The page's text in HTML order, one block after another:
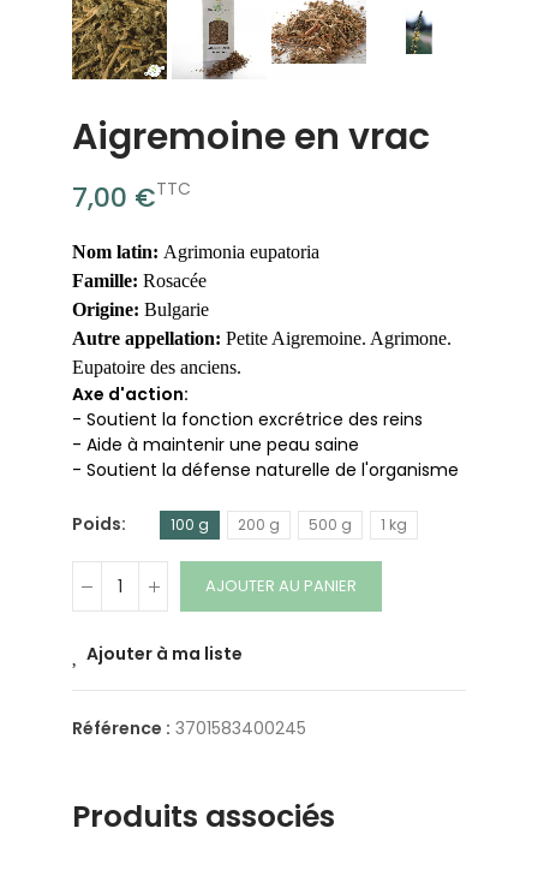
Aigremoine en vrac
7,00 €TTC
Nom latin: Agrimonia eupatoria
Famille: Rosacée
Origine: Bulgarie
Autre appellation: Petite Aigremoine. Agrimone.
Eupatoire des anciens.
Axe d'action:
- Soutient la fonction excrétrice des reins
- Aide à maintenir une peau saine
- Soutient la défense naturelle de l'organisme
Poids 100 g 200 g 500 g 1 kg
AJOUTER AU PANIER
Ajouter à ma liste
Référence : 3701583400245
Produits associés